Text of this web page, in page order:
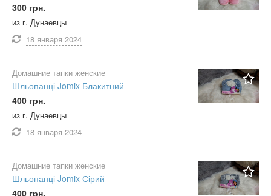
300 грн.
из г. Дунаевцы
18 января 2024
Домашние тапки женские
Шльопанці Jomix Блакитний
400 грн.
из г. Дунаевцы
18 января 2024
Домашние тапки женские
Шльопанці Jomix Сірий
400 грн.